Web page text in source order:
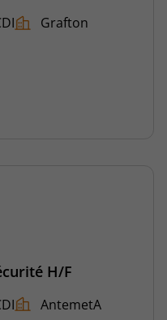
Grafton
H/F
AntemetA